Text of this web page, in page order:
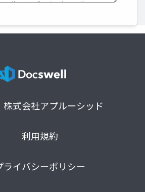
株式会社アプルーシッド
利用規約
ライバシーポリシー